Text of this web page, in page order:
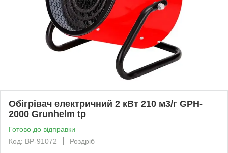
Обігрівач електричний 2 кВт 210 м3/г GPH-
2000 Grunhelm tp
Готово до відправки
Код: BP-91072
Роздріб